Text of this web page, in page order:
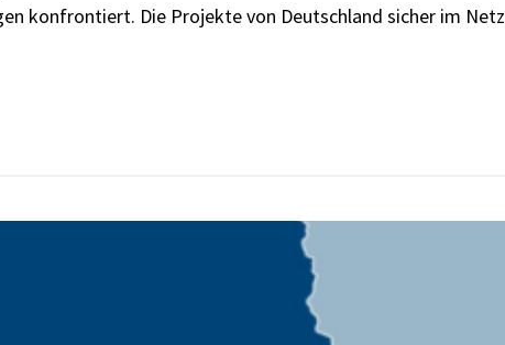
konfrontiert. Die Projekte von Deutschland sicher im Netz